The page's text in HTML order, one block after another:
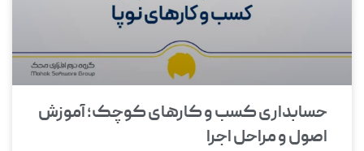
حسابداری کسب و کارهای کوچک؛ آموزش
اصول و مراحل اجرا